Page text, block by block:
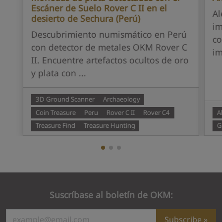
Escáner de Suelo Rover C II en el
desierto de Sechura (Perú)
Descubrimiento numismático en Perú
con detector de metales OKM Rover C
II. Encuentre artefactos ocultos de oro
y plata con ...
3D Ground Scanner
Archaeology
Coin Treasure
Peru Rover C II
Rover C4
Treasure Find
Treasure Hunting
Suscríbase al boletín de OKM:
Subscribe